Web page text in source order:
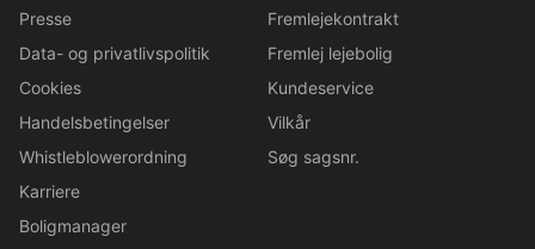
Presse
Data- og privatlivspolitik
Cookies
Handelsbetingelser
Whistleblowerordning
Karriere
Boligmanager
Fremlejekontrakt
Fremlej lejebolig
Kundeservice
Vilkår
Søg sagsnr.